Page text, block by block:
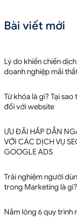
Bài viết mới
Lý do khiến chiến
doanh nghiệp mãi
Từ khóa là gì? Tại
đối với website
ƯU ĐÃI HẤP DẪN
VỚI CÁC DỊCH VỤ
GOOGLE ADS
Trải nghiệm người
trong Marketing là gì?
Nắm lòng 6 quy trình